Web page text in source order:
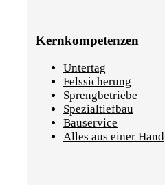
Kernkompetenzen
Untertag
Felssicherung
Sprengbetriebe
Spezialtiefbau
Bauservice
Alles aus einer Hand